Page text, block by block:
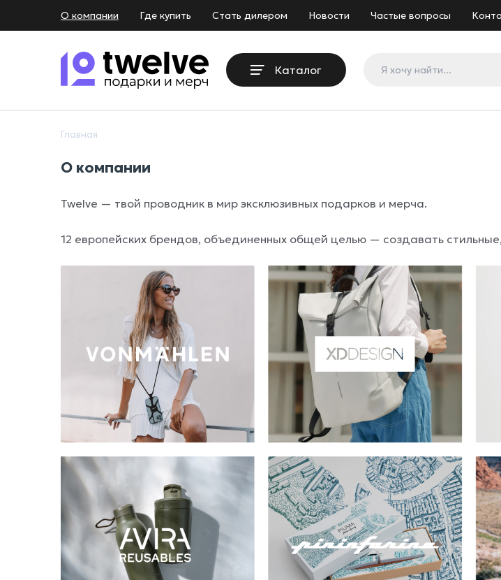
О компании Где купить Стать дилером Новости Частые вопросы
Каталог
Главная
О компании
Twelve — твой проводник в мир эксклюзивных подарков и мерча.
12 европейских брендов, объединенных общей целью — создавать